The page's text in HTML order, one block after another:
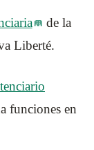
de la
Liberté.
funciones en